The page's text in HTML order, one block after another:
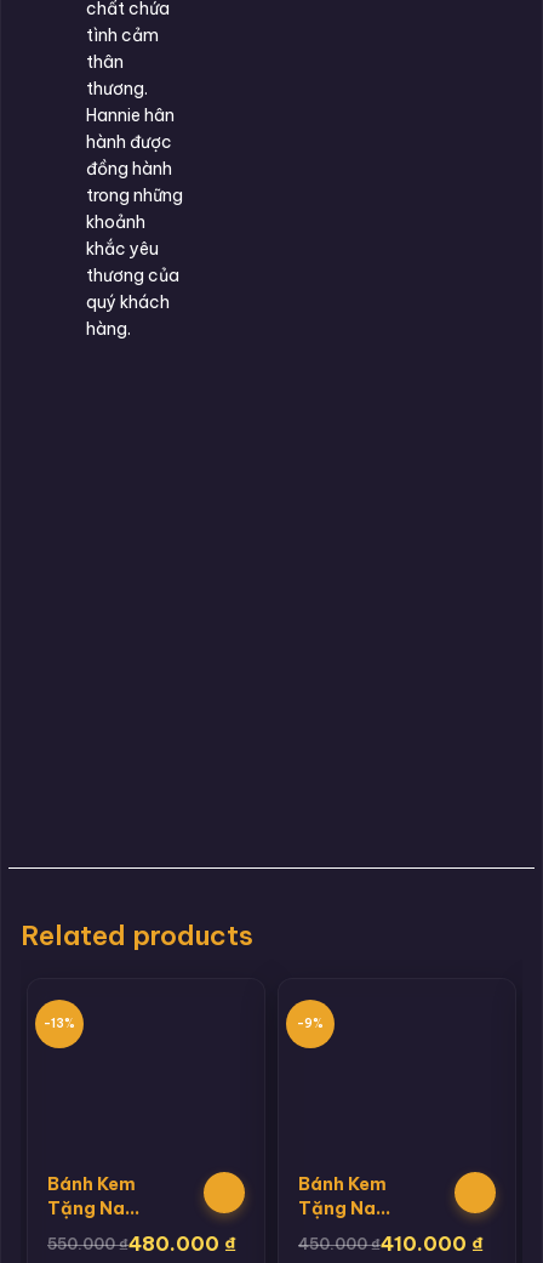
chất chứa
tình cảm
thân
thương.
Hannie hân
hành được
đồng hành
trong những
khoảnh
khắc yêu
thương của
quý khách
hàng.
Related products
-13%
Bánh Kem
Tặng Nam
Hannie 10
550.000₫480.000 ₫
-9%
Bánh Kem
Tặng Nam
Hannie 13
450.000₫410.000 ₫